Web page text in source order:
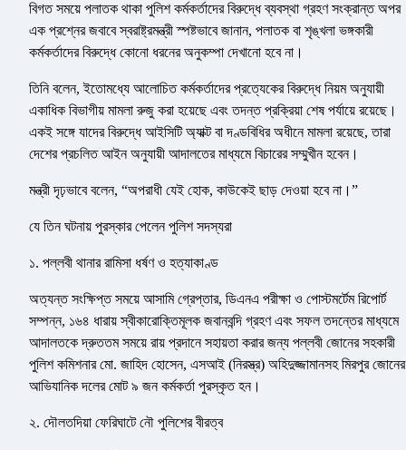
বিগত সময়ে পলাতক থাকা পুলিশ কর্মকর্তাদের বিরুদ্ধে ব্যবস্থা গ্রহণ সংক্রান্ত অপর
এক প্রশ্নের জবাবে স্বরাষ্ট্রমন্ত্রী স্পষ্টভাবে জানান, পলাতক বা শৃঙ্খলা ভঙ্গকারী
কর্মকর্তাদের বিরুদ্ধে কোনো ধরনের অনুকম্পা দেখানো হবে না।
তিনি বলেন, ইতোমধ্যে আলোচিত কর্মকর্তাদের প্রত্যেকের বিরুদ্ধে নিয়ম অনুযায়ী
একাধিক বিভাগীয় মামলা রুজু করা হয়েছে এবং তদন্ত প্রক্রিয়া শেষ পর্যায়ে রয়েছে।
একই সঙ্গে যাদের বিরুদ্ধে আইসিটি অ্যাক্ট বা দণ্ডবিধির অধীনে মামলা রয়েছে, তারা
দেশের প্রচলিত আইন অনুযায়ী আদালতের মাধ্যমে বিচারের সম্মুখীন হবেন।
মন্ত্রী দৃঢ়ভাবে বলেন, “অপরাধী যেই হোক, কাউকেই ছাড় দেওয়া হবে না।”
যে তিন ঘটনায় পুরস্কার পেলেন পুলিশ সদস্যরা
১. পল্লবী থানার রামিসা ধর্ষণ ও হত্যাকাণ্ড
অত্যন্ত সংক্ষিপ্ত সময়ে আসামি গ্রেপ্তার, ডিএনএ পরীক্ষা ও পোস্টমর্টেম রিপোর্ট
সম্পন্ন, ১৬৪ ধারায় স্বীকারোক্তিমূলক জবানবন্দি গ্রহণ এবং সফল তদন্তের মাধ্যমে
আদালতকে দ্রুততম সময়ে রায় প্রদানে সহায়তা করার জন্য পল্লবী জোনের সহকারী
পুলিশ কমিশনার মো. জাহিদ হোসেন, এসআই (নিরস্ত্র) অহিদুজ্জামানসহ মিরপুর জোনের
আভিযানিক দলের মোট ৯ জন কর্মকর্তা পুরস্কৃত হন।
২. দৌলতদিয়া ফেরিঘাটে নৌ পুলিশের বীরত্ব